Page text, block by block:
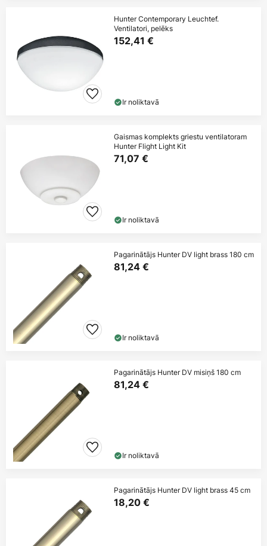
Hunter Contemporary Leuchtef.
Ventilatori, pelēks
152,41 €
Ir noliktavā
Gaismas komplekts griestu ventilatoram
Hunter Flight Light Kit
71,07 €
Ir noliktavā
Pagarinātājs Hunter DV light brass 180 cm
81,24 €
Ir noliktavā
Pagarinātājs Hunter DV misiņš 180 cm
81,24 €
Ir noliktavā
Pagarinātājs Hunter DV light brass 45 cm
18,20 €